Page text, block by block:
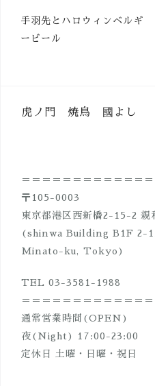
投
稿
ゲ
ョ
ン
手羽先とハロウィンベルギ
ービール
虎ノ門 焼鳥 國よし
＝＝＝＝＝＝＝＝＝＝＝＝
〒105-0003
東京都港区西新橋2-15-2 親
(shinwa Building B1F 2-
Minato-ku, Tokyo)
TEL 03-3581-1988
＝＝＝＝＝＝＝＝＝＝＝＝
通常営業時間(OPEN)
夜(Night) 17:00-23:00
定休日 土曜・日曜・祝日